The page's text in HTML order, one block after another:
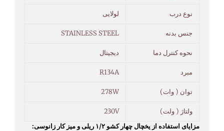
نوع درب لولایی
جنس بدنه STAINLESS STEEL
نحوه کنترل دما دیجیتال
مبرد R134A
توان ( وات) 278W
ولتاژ ( ولت)
230V
مزایای استفاده از یخچال چهار کشو ۱/۲ ریلی و میز کار زانوسی: